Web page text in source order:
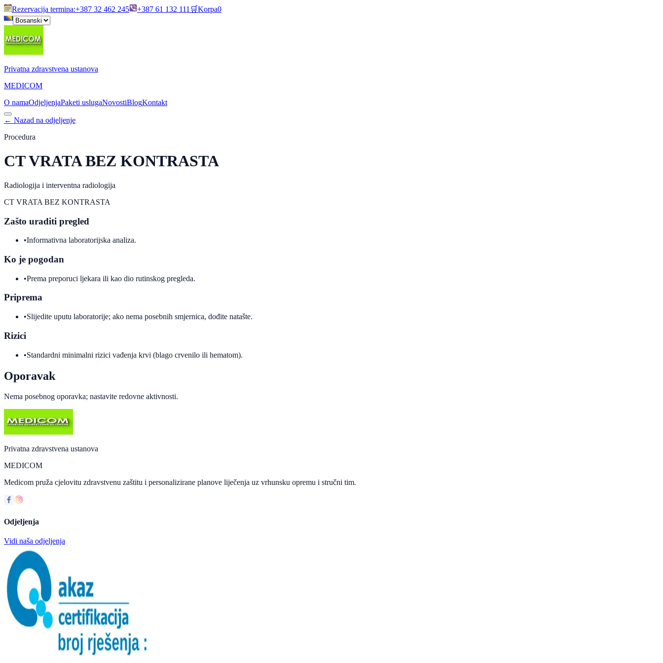
Rezervacija termina:+387 32 462 245 +387 61 132 111 🛒Korpa0
Privatna zdravstvena ustanova
MEDICOM
O namaOdjeljenjaPaketi uslugaNovostiBlogKontakt
← Nazad na odjeljenje
Procedura
CT VRATA BEZ KONTRASTA
Radiologija i interventna radiologija
CT VRATA BEZ KONTRASTA
Zašto uraditi pregled
•Informativna laboratorijska analiza.
Ko je pogodan
•Prema preporuci ljekara ili kao dio rutinskog pregleda.
Priprema
•Slijedite uputu laboratorije; ako nema posebnih smjernica, dođite natašte.
Rizici
•Standardni minimalni rizici vađenja krvi (blago crvenilo ili hematom).
Oporavak
Nema posebnog oporavka; nastavite redovne aktivnosti.
Privatna zdravstvena ustanova
MEDICOM
Medicom pruža cjelovitu zdravstvenu zaštitu i personalizirane planove liječenja uz vrhunsku opremu i stručni tim.
Odjeljenja
Vidi naša odjeljenja